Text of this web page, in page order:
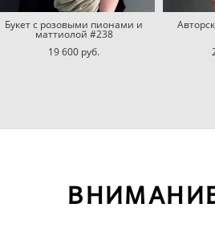
Букет с розовыми пионами и
маттиолой #238
19 600 pуб.